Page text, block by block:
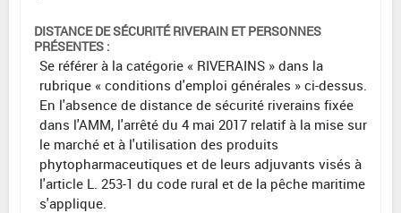
DISTANCE DE SÉCURITÉ RIVERAIN ET PERSONNES
PRÉSENTES :
Se référer à la catégorie « RIVERAINS » dans la
rubrique « conditions d'emploi générales » ci-dessus.
En l'absence de distance de sécurité riverains fixée
dans l'AMM, l'arrêté du 4 mai 2017 relatif à la mise sur
le marché et à l'utilisation des produits
phytopharmaceutiques et de leurs adjuvants visés à
l'article L. 253-1 du code rural et de la pêche maritime
s'applique.